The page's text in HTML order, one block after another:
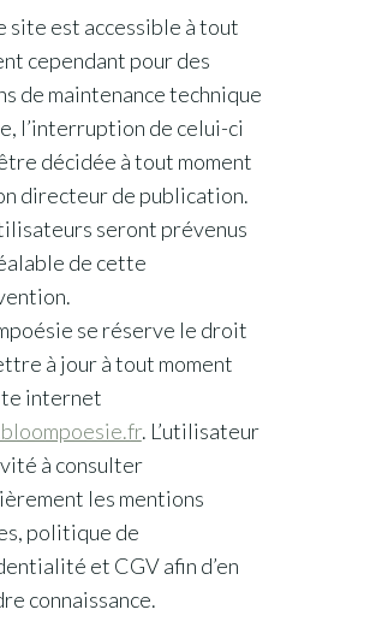
site est accessible à tout
cependant pour des
de maintenance technique
l’interruption de celui-ci
décidée à tout moment
directeur de publication.
seront prévenus
de cette
se réserve le droit
à jour à tout moment
internet
. L’utilisateur
à consulter
les mentions
politique de
et CGV afin d’en
connaissance.